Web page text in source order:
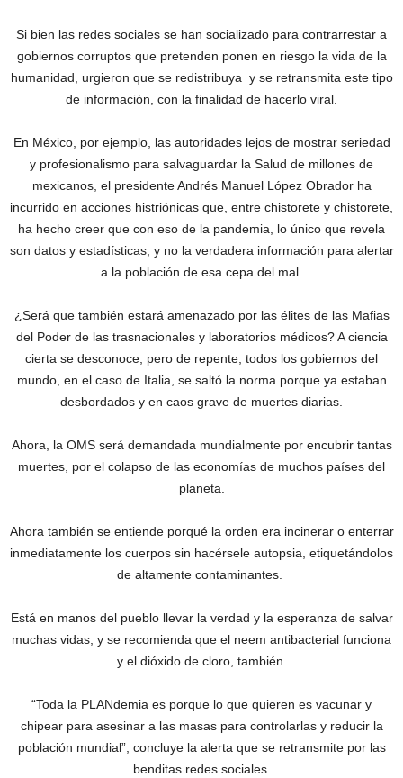
Si bien las redes sociales se han socializado para contrarrestar a
gobiernos corruptos que pretenden ponen en riesgo la vida de la
humanidad, urgieron que se redistribuya y se retransmita este tipo
de información, con la finalidad de hacerlo viral.
En México, por ejemplo, las autoridades lejos de mostrar seriedad
y profesionalismo para salvaguardar la Salud de millones de
mexicanos, el presidente Andrés Manuel López Obrador ha
incurrido en acciones histriónicas que, entre chistorete y chistorete,
ha hecho creer que con eso de la pandemia, lo único que revela
son datos y estadísticas, y no la verdadera información para alertar
a la población de esa cepa del mal.
¿Será que también estará amenazado por las élites de las Mafias
del Poder de las trasnacionales y laboratorios médicos? A ciencia
cierta se desconoce, pero de repente, todos los gobiernos del
mundo, en el caso de Italia, se saltó la norma porque ya estaban
desbordados y en caos grave de muertes diarias.
Ahora, la OMS será demandada mundialmente por encubrir tantas
muertes, por el colapso de las economías de muchos países del
planeta.
Ahora también se entiende porqué la orden era incinerar o enterrar
inmediatamente los cuerpos sin hacérsele autopsia, etiquetándolos
de altamente contaminantes.
Está en manos del pueblo llevar la verdad y la esperanza de salvar
muchas vidas, y se recomienda que el neem antibacterial funciona
y el dióxido de cloro, también.
“Toda la PLANdemia es porque lo que quieren es vacunar y
chipear para asesinar a las masas para controlarlas y reducir la
población mundial”, concluye la alerta que se retransmite por las
benditas redes sociales.